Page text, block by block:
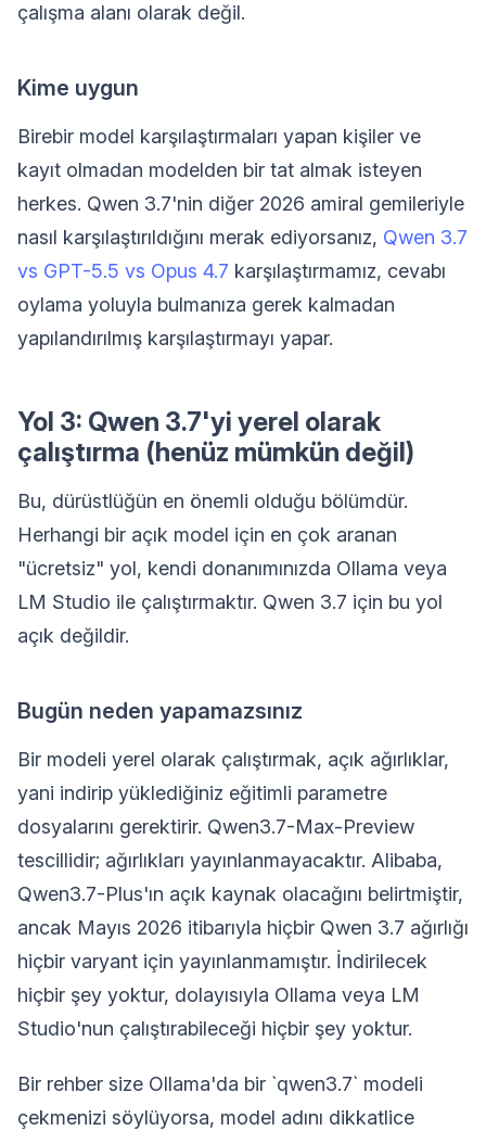
çalışma alanı olarak değil.
Kime uygun
Birebir model karşılaştırmaları yapan kişiler ve
kayıt olmadan modelden bir tat almak isteyen
herkes. Qwen 3.7'nin diğer 2026 amiral gemileriyle
nasıl karşılaştırıldığını merak ediyorsanız, Qwen 3.7
vs GPT-5.5 vs Opus 4.7 karşılaştırmamız, cevabı
oylama yoluyla bulmanıza gerek kalmadan
yapılandırılmış karşılaştırmayı yapar.
Yol 3: Qwen 3.7'yi yerel olarak
çalıştırma (henüz mümkün değil)
Bu, dürüstlüğün en önemli olduğu bölümdür.
Herhangi bir açık model için en çok aranan
"ücretsiz" yol, kendi donanımınızda Ollama veya
LM Studio ile çalıştırmaktır. Qwen 3.7 için bu yol
açık değildir.
Bugün neden yapamazsınız
Bir modeli yerel olarak çalıştırmak, açık ağırlıklar,
yani indirip yüklediğiniz eğitimli parametre
dosyalarını gerektirir. Qwen3.7-Max-Preview
tescillidir; ağırlıkları yayınlanmayacaktır. Alibaba,
Qwen3.7-Plus'ın açık kaynak olacağını belirtmiştir,
ancak Mayıs 2026 itibarıyla hiçbir Qwen 3.7 ağırlığı
hiçbir varyant için yayınlanmamıştır. İndirilecek
hiçbir şey yoktur, dolayısıyla Ollama veya LM
Studio'nun çalıştırabileceği hiçbir şey yoktur.
Bir rehber size Ollama'da bir `qwen3.7` modeli
çekmenizi söylüyorsa, model adını dikkatlice